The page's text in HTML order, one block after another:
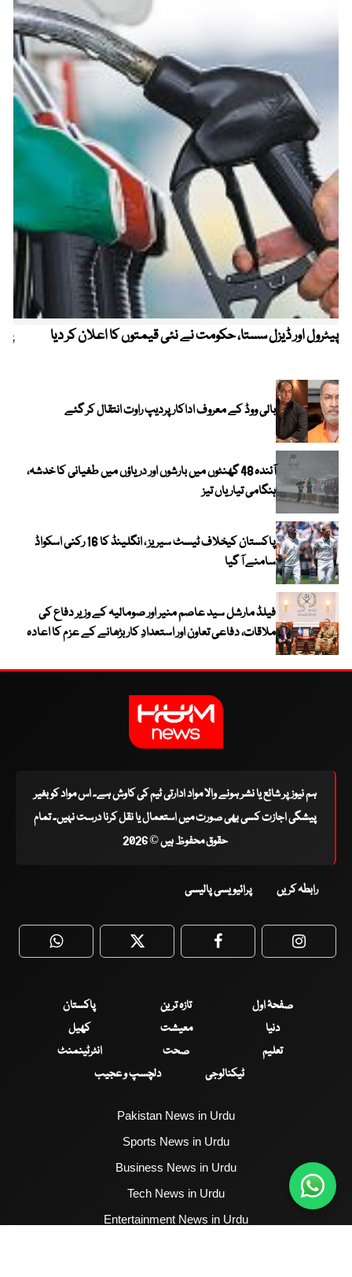
پیٹرول اور ڈیزل سستا، حکومت نے نئی قیمتوں کا اعلان کر دیا
بالی ووڈ کے معروف اداکار پردیپ راوت انتقال کر گئے
آئندہ 48 گھنٹوں میں بارشوں اور دریاؤں میں طغیانی کا خدشہ،
ہنگامی تیاریاں تیز
پاکستان کیخلاف ٹیسٹ سیریز ، انگلینڈ کا 16 رکنی اسکواڈ
سامنے آ گیا
فیلڈ مارشل سید عاصم منیر اور صومالیہ کے وزیر دفاع کی
ملاقات، دفاعی تعاون اور استعدادِ کار بڑھانے کے عزم کا اعادہ
ہم نیوز پر شائع یا نشر ہونے والا مواد ادارتی ٹیم کی کاوش ہے۔ اس مواد کو بغیر
پیشگی اجازت کسی بھی صورت میں استعمال یا نقل کرنا درست نہیں۔ تمام
حقوق محفوظ ہیں © 2026
رابطہ کریں پرائیویسی پالیسی
WhatsApp Twitter Facebook
صفحۂ اول تازہ ترین
پاکستان
دنیا
معیشت
کھیل
تعلیم
صحت
انٹرٹینمنٹ
ٹیکنالوجی
دلچسپ و عجیب
Pakistan News in Urdu
Sports News in Urdu
Business News in Urdu
Tech News in Urdu
Entertainment News in Urdu